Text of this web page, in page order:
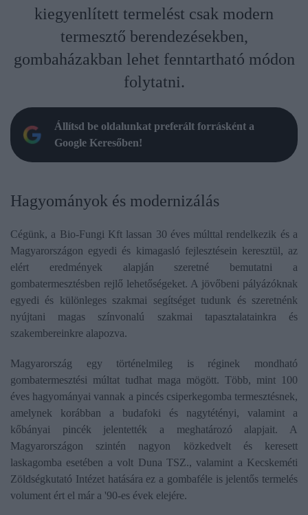
kiegyenlített termelést csak modern
termesztő berendezésekben,
gombaházakban lehet fenntartható módon
folytatni.
Állítsd be oldalunkat preferált forrásként a
Google Keresőben!
Hagyományok és modernizálás
Cégünk, a Bio-Fungi Kft lassan 30 éves múlttal rendelkezik és a
Magyarországon egyedi és kimagasló fejlesztésein keresztül, az
elért eredmények alapján szeretné bemutatni a
gombatermesztésben rejlő lehetőségeket. A jövőbeni pályázóknak
egyedi és különleges szakmai segítséget tudunk és szeretnénk
nyújtani magas színvonalú szakmai tapasztalatainkra és
szakembereinkre alapozva.
Magyarország egy történelmileg is réginek mondható
gombatermesztési múltat tudhat maga mögött. Több, mint 100
éves hagyományai vannak a pincés csiperkegomba termesztésnek,
amelynek korábban a budafoki és nagytétényi, valamint a
kőbányai pincék jelentették a meghatározó alapjait. A
Magyarországon szintén nagyon közkedvelt és keresett
laskagomba esetében a volt Duna TSZ., valamint a Kecskeméti
Zöldségkutató Intézet hatására ez a gombaféle is jelentős termelés
volument ért el már a '90-es évek elejére.